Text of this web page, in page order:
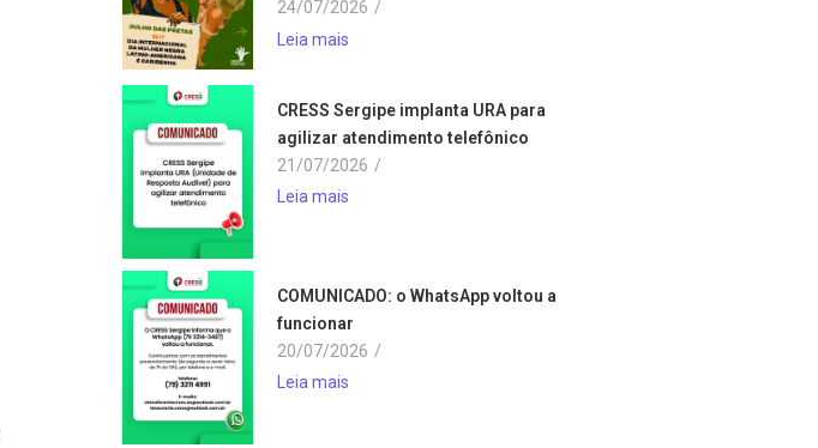
24/07/2026 /
Leia mais
CRESS Sergipe implanta URA para
agilizar atendimento telefônico
21/07/2026 /
Leia mais
COMUNICADO: o WhatsApp voltou a
funcionar
20/07/2026 /
Leia mais